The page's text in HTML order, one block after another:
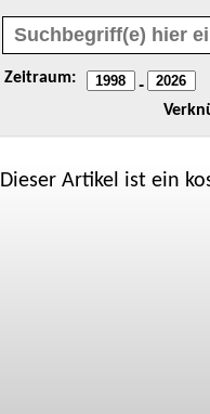
Zeitraum: -
Dieser Artikel ist ein